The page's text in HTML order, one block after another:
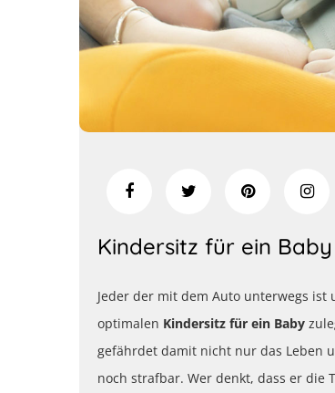
Kindersitz für ein Baby
Jeder der mit dem Auto unterwegs
optimalen Kindersitz für ein Baby
gefährdet damit nicht nur das Leben
noch strafbar. Wer denkt, dass er die